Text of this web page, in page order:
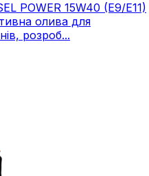
POWER 15W40 (E9/E11)
олива для
розроб...